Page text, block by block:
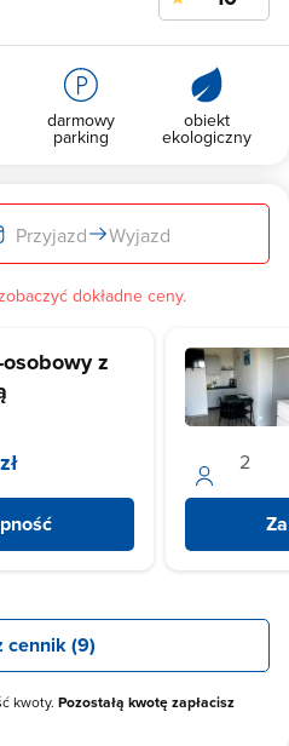
darmowy
parking
obiekt
ekologiczny
Przyjazd Wyjazd
dokładne ceny.
z
cennik (9)
kwoty. Pozostałą kwotę zapłacisz